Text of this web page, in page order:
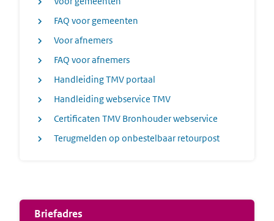
FAQ voor gemeenten
Voor afnemers
FAQ voor afnemers
Handleiding TMV portaal
Handleiding webservice TMV
Certificaten TMV Bronhouder webservice
Terugmelden op onbestelbaar retourpost
Briefadres